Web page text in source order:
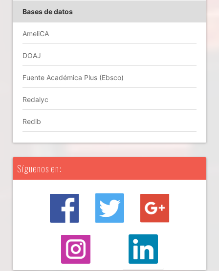
Bases de datos
AmeliCA
DOAJ
Fuente Académica Plus (Ebsco)
Redalyc
Redib
Síguenos en: